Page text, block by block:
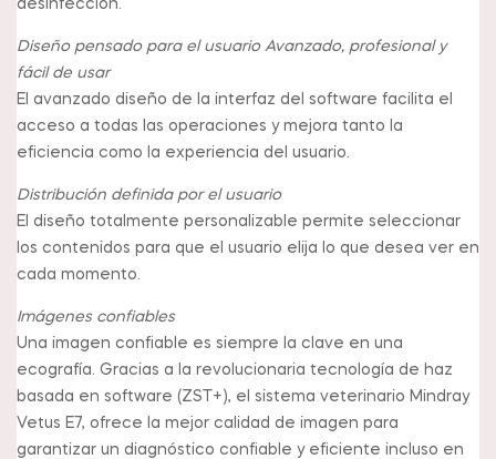
desinfección.
Diseño pensado para el usuario Avanzado, profesional y
fácil de usar
El avanzado diseño de la interfaz del software facilita el
acceso a todas las operaciones y mejora tanto la
eficiencia como la experiencia del usuario.
Distribución definida por el usuario
El diseño totalmente personalizable permite seleccionar
los contenidos para que el usuario elija lo que desea ver en
cada momento.
Imágenes confiables
Una imagen confiable es siempre la clave en una
ecografía. Gracias a la revolucionaria tecnología de haz
basada en software (ZST+), el sistema veterinario Mindray
Vetus E7, ofrece la mejor calidad de imagen para
garantizar un diagnóstico confiable y eficiente incluso en